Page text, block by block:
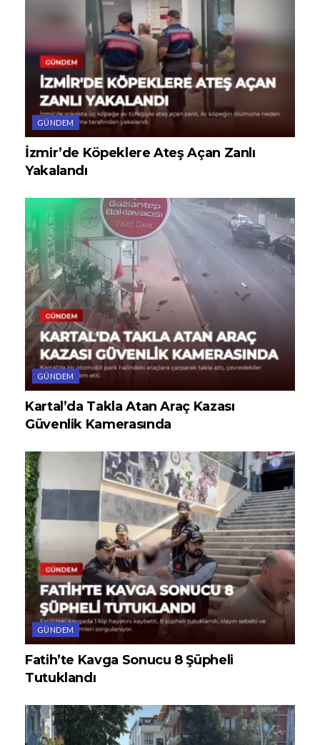
GÜNDEM
İzmir’de Köpeklere Ateş Açan Zanlı
Yakalandı
GÜNDEM
Kartal’da Takla Atan Araç Kazası
Güvenlik Kamerasında
GÜNDEM
Fatih’te Kavga Sonucu 8 Şüpheli
Tutuklandı